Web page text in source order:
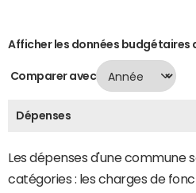
Afficher les données budgétaires
Comparer avec
Dépenses
Les dépenses d'une commune
catégories : les charges de